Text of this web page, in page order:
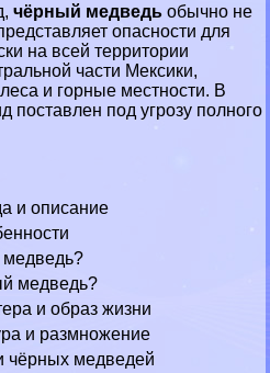
чёрный медведь обычно не
опасности для
на всей территории
части Мексики,
и горные местности. В
поставлен под угрозу полного
и описание
медведь?
медведь?
и образ жизни
и размножение
чёрных медведей